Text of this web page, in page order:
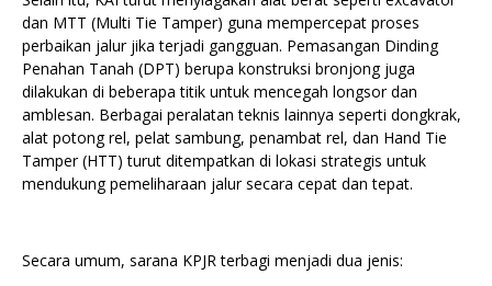
dan MTT (Multi Tie Tamper) guna mempercepat proses
perbaikan jalur jika terjadi gangguan. Pemasangan Dinding
Penahan Tanah (DPT) berupa konstruksi bronjong juga
dilakukan di beberapa titik untuk mencegah longsor dan
amblesan. Berbagai peralatan teknis lainnya seperti dongkrak,
alat potong rel, pelat sambung, penambat rel, dan Hand Tie
Tamper (HTT) turut ditempatkan di lokasi strategis untuk
mendukung pemeliharaan jalur secara cepat dan tepat.
Secara umum, sarana KPJR terbagi menjadi dua jenis: